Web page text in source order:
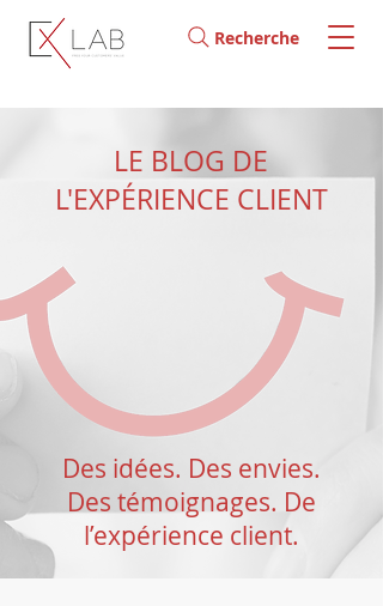
Recherche
LE BLOG DE
L'EXPÉRIENCE CLIENT
Des idées. Des envies.
Des témoignages. De
l’expérience client.